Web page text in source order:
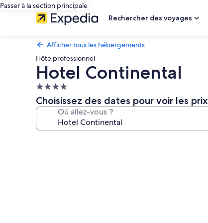
Passer à la section principale
Rechercher des voyages
Afficher tous les hébergements
Hôte professionnel
Hotel Continental
Hébergement
4.0 étoiles
Choisissez des dates pour voir les prix
Où allez-vous ?